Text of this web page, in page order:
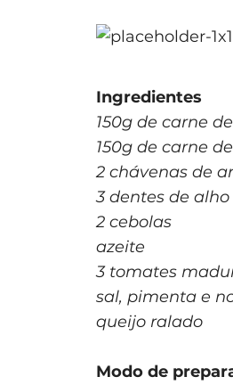
Ingredientes
150g de carne
150g de carne
2 chávenas de
3 dentes de alho
2 cebolas
azeite
3 tomates
sal, pimenta e
queijo ralado
Modo de